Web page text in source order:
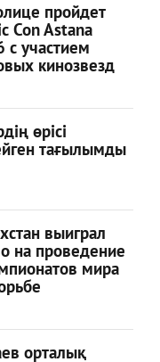
пройдет
Con Astana
с участием
кинозвезд
өрісі
тағылымды
выиграл
на проведение
мира
орталық